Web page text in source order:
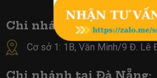
Chi nhánh tại Hà Nội :
Cơ sở 1: 1B, Văn Minh/9 Đ. Lê